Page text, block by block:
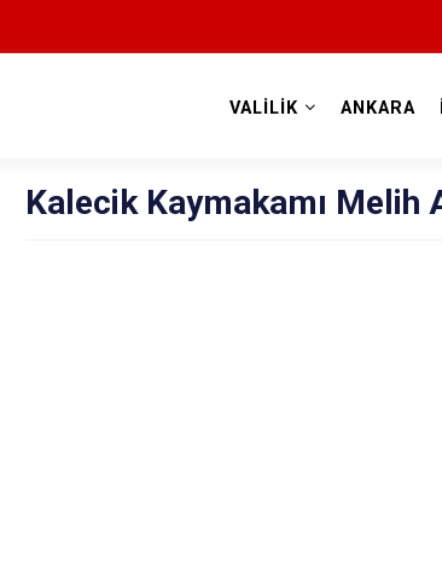
VALİLİK ANKARA
Kalecik Kaymakamı Melih